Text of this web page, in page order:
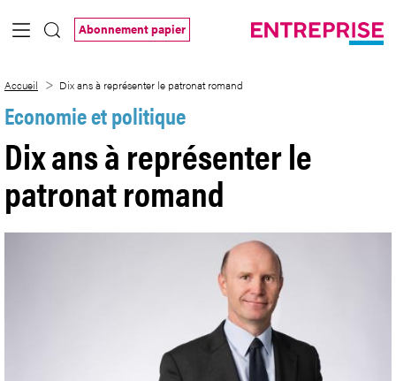
Saut au contenu principal
Abonnement papier
Accueil Dix ans à représenter le patronat romand
Economie et politique
Dix ans à représenter le
patronat romand